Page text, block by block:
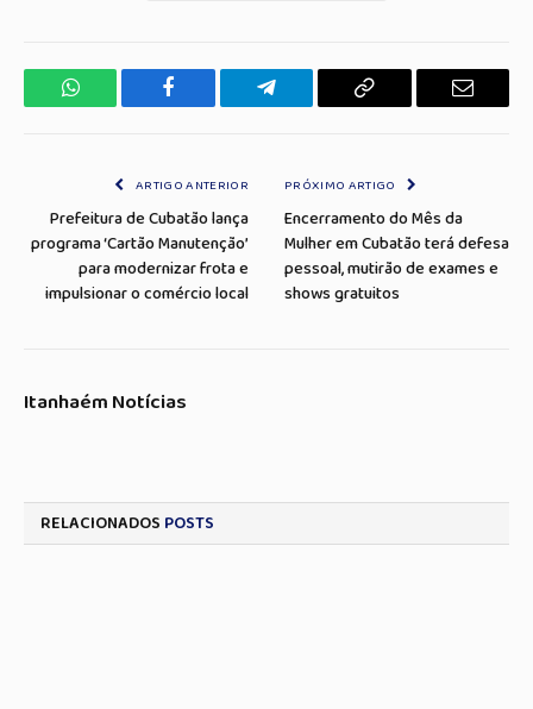
WhatsApp Facebook Telegrama Copiar
E-
ARTIGO ANTERIOR
Prefeitura de Cubatão lança
programa ‘Cartão Manutenção’
para modernizar frota e
impulsionar o comércio local
PRÓXIMO ARTIGO
Encerramento do Mês da
Mulher em Cubatão terá defesa
pessoal, mutirão de exames e
shows gratuitos
Itanhaém Notícias
RELACIONADOS POSTS